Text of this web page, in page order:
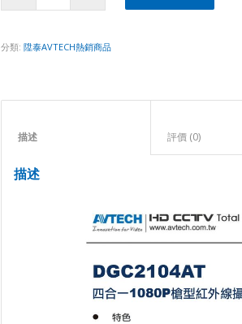
分類:陞泰AVTECH熱銷商品
描述